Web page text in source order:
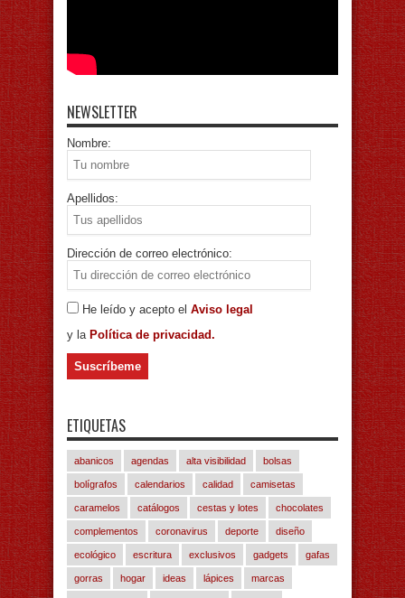
NEWSLETTER
Nombre:
Apellidos:
Dirección de correo electrónico:
He leído y acepto el Aviso legal
y la Política de privacidad.
ETIQUETAS
abanicos agendas alta visibilidad bolsas
bolígrafos calendarios calidad camisetas
caramelos catálogos cestas y lotes chocolates
complementos coronavirus deporte diseño
ecológico escritura exclusivos gadgets gafas
gorras hogar ideas lápices marcas